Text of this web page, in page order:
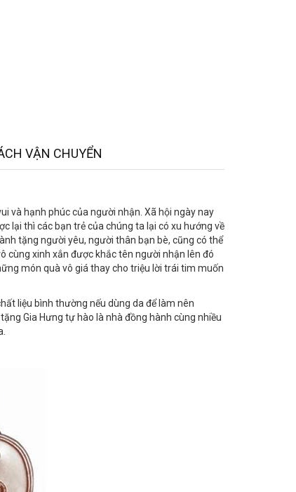
VẬN CHUYỂN
và hạnh phúc của người nhận. Xã hội ngày nay
lại thì các bạn trẻ của chúng ta lại có xu hướng về
tặng người yêu, người thân bạn bè, cũng có thể
cùng xinh xắn được khắc tên người nhận lên đó
món quà vô giá thay cho triệu lời trái tim muốn
liệu bình thường nếu dùng da để làm nên
Gia Hưng tự hào là nhà đồng hành cùng nhiều